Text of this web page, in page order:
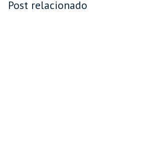
Post relacionado